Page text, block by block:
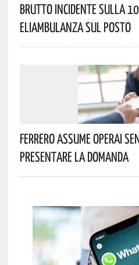
Brutto Incidente Sulla
Eliambulanza Sul Posto
Ferrero Assume Operai
Presentare La Domanda